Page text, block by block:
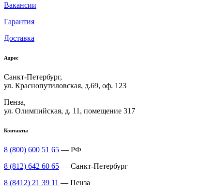
Вакансии
Гарантия
Доставка
Адрес
Санкт-Петербург,
ул. Краснопутиловская, д.69, оф. 123
Пенза,
ул. Олимпийская, д. 11, помещение 317
Контакты
8 (800) 600 51 65 — РФ
8 (812) 642 60 65 — Санкт-Петербург
8 (8412) 21 39 11 — Пенза